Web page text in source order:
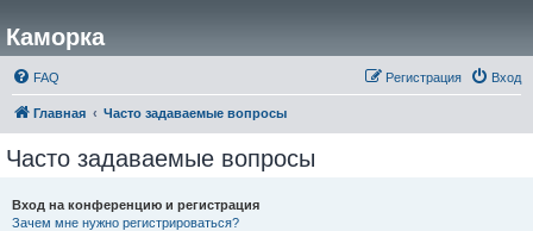
Каморка
FAQ Вход
Регистрация
Главная Часто задаваемые вопросы
Часто задаваемые вопросы
Вход на конференцию и регистрация
Зачем мне нужно регистрироваться?